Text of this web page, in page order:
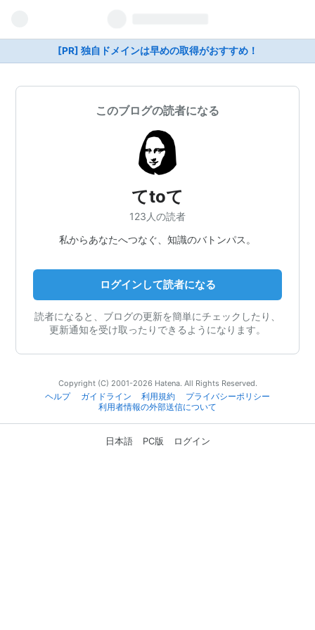
[PR] 独自ドメインは早めの取得がおすすめ！
このブログの読者になる
てtoて
123人の読者
私からあなたへつなぐ、知識のバトンパス。
ログインして読者になる
読者になると、ブログの更新を簡単にチェックしたり、
更新通知を受け取ったりできるようになります。
Copyright (C) 2001-2026 Hatena. All Rights Reserved.
ヘルプ
ガイドライン 利用規約
プライバシーポリシー
利用者情報の外部送信について
日本語 PC版 ログイン